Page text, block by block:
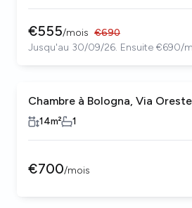
€555/mois €690
Jusqu'au 30/09/26. Ensuite €690/
Chambre à Bologna, Via
14m² 1
€700/mois